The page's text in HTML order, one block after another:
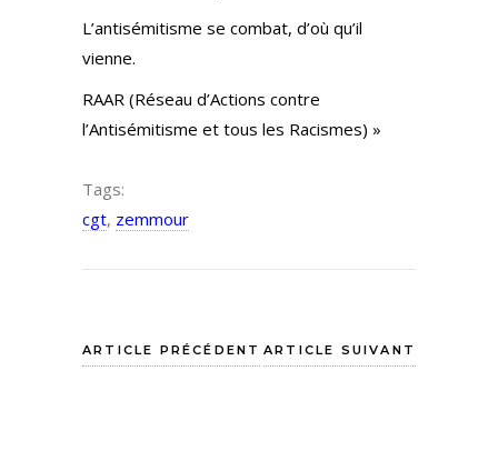
L’antisémitisme se combat, d’où qu’il
vienne.
RAAR (Réseau d’Actions contre
l’Antisémitisme et tous les Racismes) »
Tags:
cgt, zemmour
ARTICLE PRÉCÉDENT ARTICLE SUIVANT